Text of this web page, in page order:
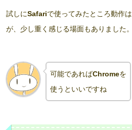
試しにSafariで使ってみたところ動作
が、少し重く感じる場面もありました。
可能であればChromeを
使うといいですね